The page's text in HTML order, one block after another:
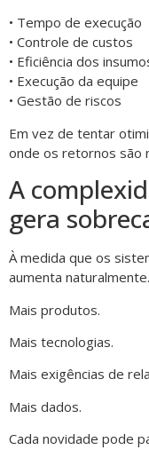
• Tempo de execução
• Controle de custos
• Eficiência dos
• Execução da equipe
• Gestão de riscos
Em vez de tentar
onde os retornos são
A
gera
À medida que os
aumenta naturalmente.
Mais produtos.
Mais tecnologias.
Mais exigências de
Mais dados.
Cada novidade pode